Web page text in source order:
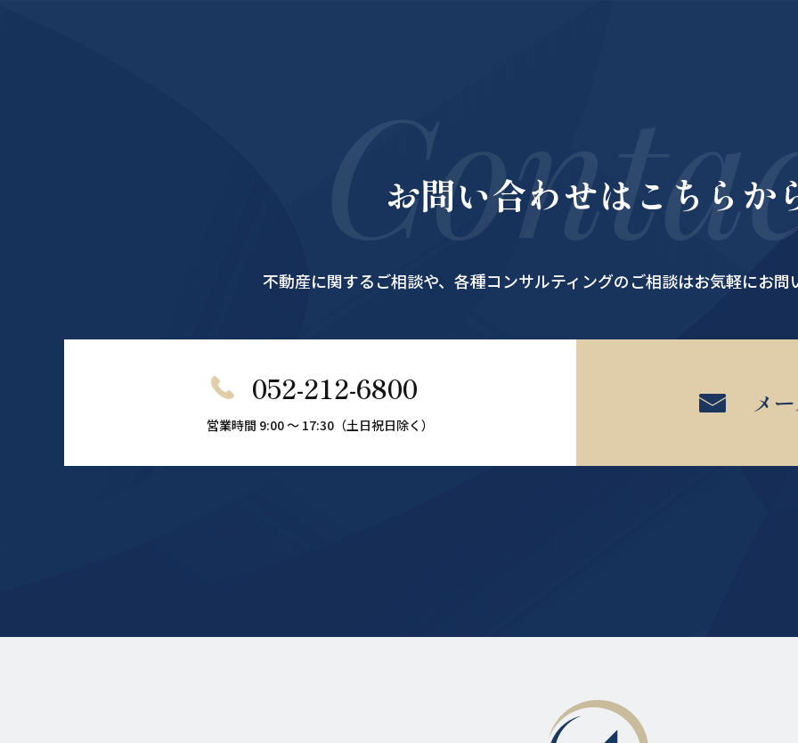
お問い合わせはこちらか
不動産に関するご相談や、 各種コンサルティングのご相談はお気軽にお問
052-212-6800
営業時間 9:00 ～ 17:30（土日祝日除く）
メ